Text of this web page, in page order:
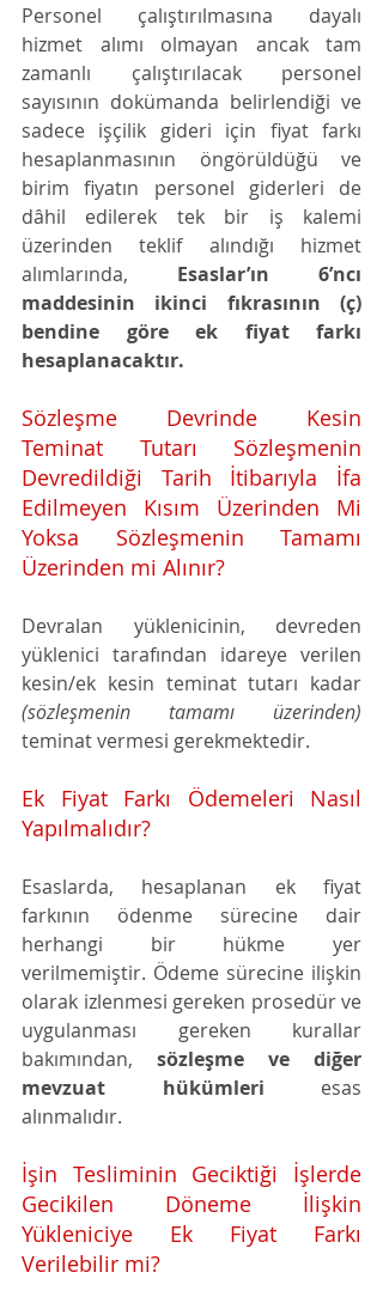
Personel çalıştırılmasına dayalı
hizmet alımı olmayan ancak tam
zamanlı çalıştırılacak personel
sayısının dokümanda belirlendiği ve
sadece işçilik gideri için fiyat farkı
hesaplanmasının öngörüldüğü ve
birim fiyatın personel giderleri de
dâhil edilerek tek bir iş kalemi
üzerinden teklif alındığı hizmet
alımlarında, Esaslar’ın 6’ncı
maddesinin ikinci fıkrasının (ç)
bendine göre ek fiyat farkı
hesaplanacaktır.
Sözleşme Devrinde Kesin
Teminat Tutarı Sözleşmenin
Devredildiği Tarih İtibarıyla İfa
Edilmeyen Kısım Üzerinden Mi
Yoksa Sözleşmenin Tamamı
Üzerinden mi Alınır?
Devralan yüklenicinin, devreden
yüklenici tarafından idareye verilen
(sözleşmenin tamamı üzerinden)
teminat vermesi gerekmektedir.
Ek Fiyat Farkı Ödemeleri Nasıl
Yapılmalıdır?
Esaslarda, hesaplanan ek fiyat
farkının ödenme sürecine dair
herhangi bir hükme yer
verilmemiştir. Ödeme sürecine ilişkin
olarak izlenmesi gereken prosedür ve
uygulanması gereken kurallar
bakımından, sözleşme ve diğer
mevzuat hükümleri esas
alınmalıdır.
İşin Tesliminin Geciktiği İşlerde
Gecikilen Döneme İlişkin
Yükleniciye Ek Fiyat Farkı
Verilebilir mi?